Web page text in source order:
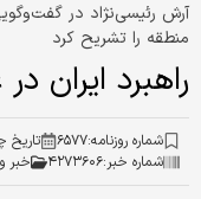
آرش رئیسی‌نژاد در
منطقه‌ را تشریح کرد
راهبرد ایران
شماره روزنامه:۶۵۷۷ تاریخ
شماره خبر:۴۲۷۳۶۰۶ خبر